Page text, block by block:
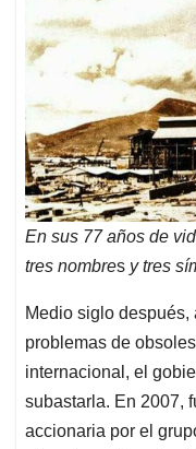
En sus 77 años de
tres nombres y tres
Medio siglo
problemas de
internacional, el
subastarla. En 2007,
accionaria por el